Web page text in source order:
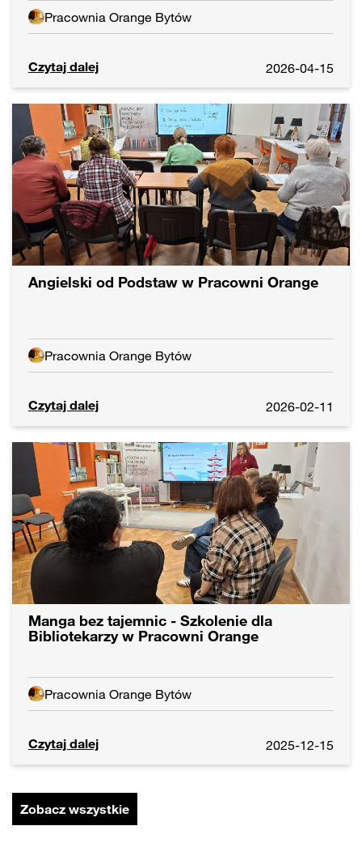
Pracownia Orange Bytów
Czytaj dalej 2026-04-15
Angielski od Podstaw w Pracowni Orange
Pracownia Orange Bytów
Czytaj dalej 2026-02-11
Manga bez tajemnic - Szkolenie dla
Bibliotekarzy w Pracowni Orange
Pracownia Orange Bytów
Czytaj dalej 2025-12-15
Zobacz wszystkie